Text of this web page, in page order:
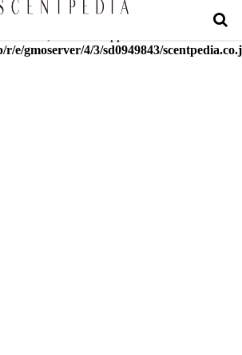
Key of size 18 not supported by this
e/gmoserver/4/3/sd0949843/